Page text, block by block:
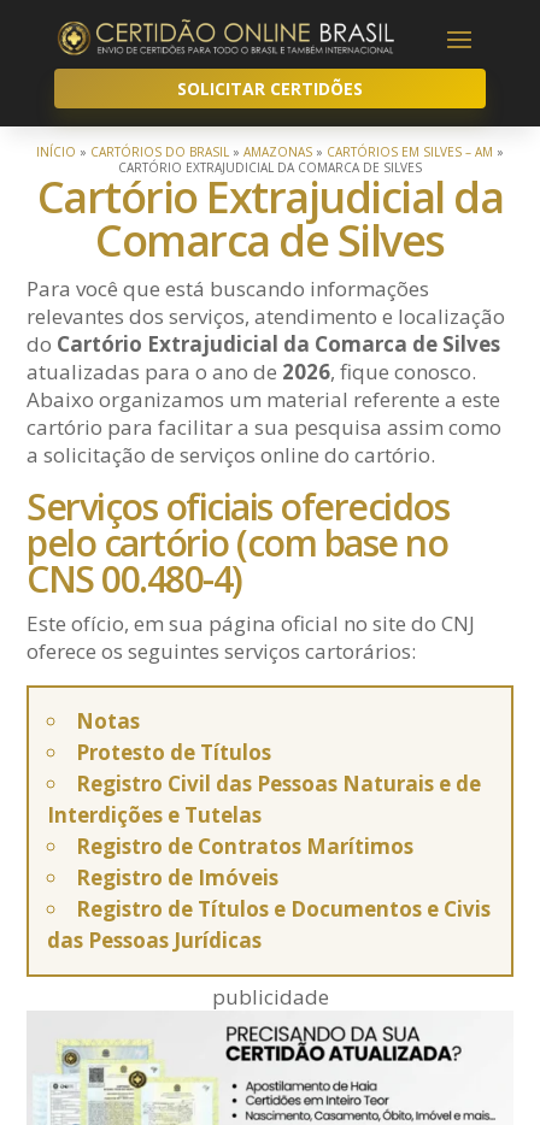
SOLICITAR CERTIDÕES
INÍCIO » CARTÓRIOS DO BRASIL » AMAZONAS » CARTÓRIOS EM SILVES – AM »
CARTÓRIO EXTRAJUDICIAL DA COMARCA DE SILVES
Cartório Extrajudicial da
Comarca de Silves
Para você que está buscando informações
relevantes dos serviços, atendimento e localização
do Cartório Extrajudicial da Comarca de Silves
atualizadas para o ano de 2026, fique conosco.
Abaixo organizamos um material referente a este
cartório para facilitar a sua pesquisa assim como
a solicitação de serviços online do cartório.
Serviços oficiais oferecidos
pelo cartório (com base no
CNS 00.480-4)
Este ofício, em sua página oficial no site do CNJ
oferece os seguintes serviços cartorários:
Notas
Protesto de Títulos
Registro Civil das Pessoas Naturais e de
Interdições e Tutelas
Registro de Contratos Marítimos
Registro de Imóveis
Registro de Títulos e Documentos e Civis
das Pessoas Jurídicas
publicidade